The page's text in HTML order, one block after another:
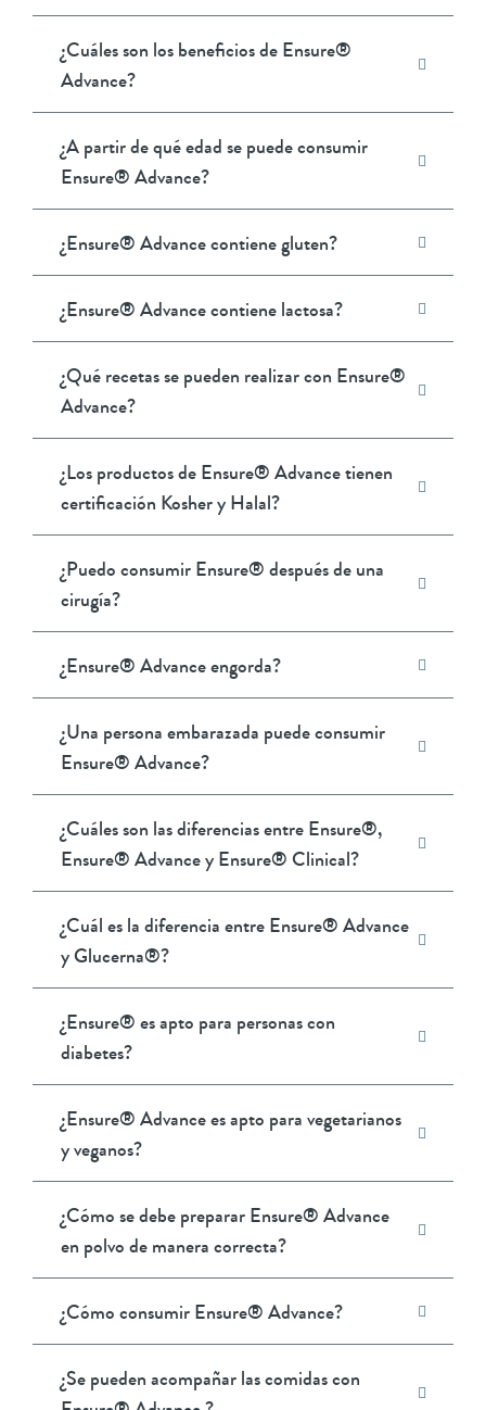
¿Cuáles son los beneficios de Ensure®
Advance?
¿A partir de qué edad se puede consumir
Ensure® Advance?
¿Ensure® Advance contiene gluten?
¿Ensure® Advance contiene lactosa?
¿Qué recetas se pueden realizar con Ensure®
Advance?
¿Los productos de Ensure® Advance tienen
certificación Kosher y Halal?
¿Puedo consumir Ensure® después de una
cirugía?
¿Ensure® Advance engorda?
¿Una persona embarazada puede consumir
Ensure® Advance?
¿Cuáles son las diferencias entre Ensure®,
Ensure® Advance y Ensure® Clinical?
¿Cuál es la diferencia entre Ensure® Advance
y Glucerna®?
¿Ensure® es apto para personas con
diabetes?
¿Ensure® Advance es apto para vegetarianos
y veganos?
¿Cómo se debe preparar Ensure® Advance
en polvo de manera correcta?
¿Cómo consumir Ensure® Advance?
¿Se pueden acompañar las comidas con